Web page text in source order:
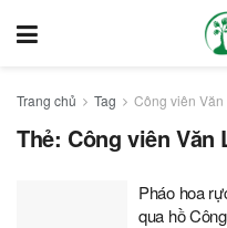
Trang chủ Tag Công viên Văn
Thẻ: Công viên Văn
Pháo hoa
qua hồ